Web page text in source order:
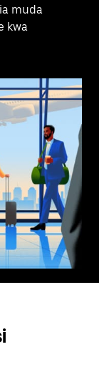
muda
kwa